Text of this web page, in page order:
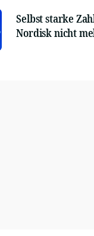
Selbst starke
Nordisk nicht